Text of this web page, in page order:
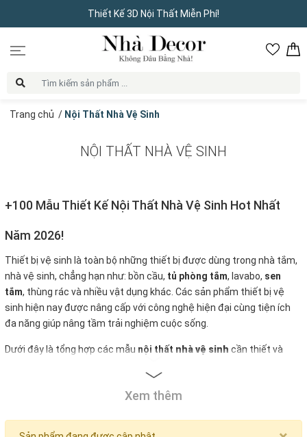
Thiết Kế 3D Nội Thất Miễn Phí!
Trang chủ / Nội Thất Nhà Vệ Sinh
NỘI THẤT NHÀ VỆ SINH
+100 Mẫu Thiết Kế Nội Thất Nhà Vệ Sinh Hot Nhất
Năm 2026!
Thiết bị vệ sinh là toàn bộ những thiết bị được dùng trong nhà tắm,
nhà vệ sinh, chẳng hạn như: bồn cầu, tủ phòng tắm, lavabo, sen
tắm, thùng rác và nhiều vật dụng khác. Các sản phẩm thiết bị vệ
sinh hiện nay được nâng cấp với công nghệ hiện đại cùng tiện ích
đa năng giúp nâng tầm trải nghiệm cuộc sống.
Dưới đây là tổng hợp các mẫu nội thất nhà vệ sinh cần thiết và
Xem thêm